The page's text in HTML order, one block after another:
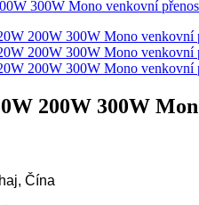
200W 300W
Čína